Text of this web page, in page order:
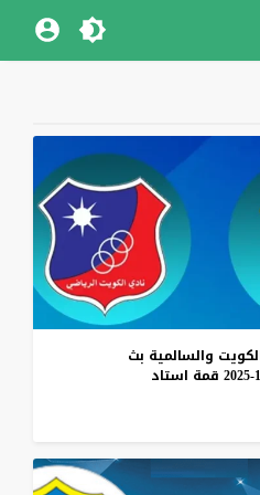
والسالمية بث
قمة استاد